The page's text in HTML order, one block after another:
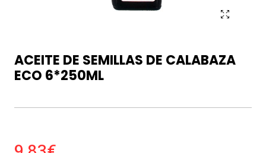
ACEITE DE SEMILLAS DE CALABAZA
ECO 6*250ML